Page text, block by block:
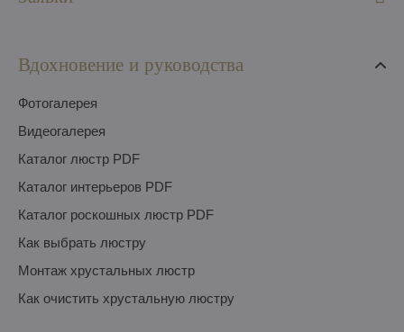
Вдохновение и руководства
Фотогалерея
Видеогалерея
Каталог люстр PDF
Каталог интерьеров PDF
Каталог роскошных люстр PDF
Как выбрать люстру
Монтаж хрустальных люстр
Как очистить хрустальную люстру